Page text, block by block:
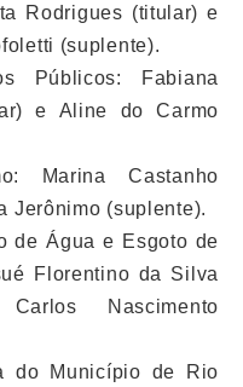
Rodrigues (titular) e
(suplente).
Públicos: Fabiana
e Aline do Carmo
Marina Castanho
Jerônimo (suplente).
de Água e Esgoto de
Florentino da Silva
Nascimento
do Município de Rio